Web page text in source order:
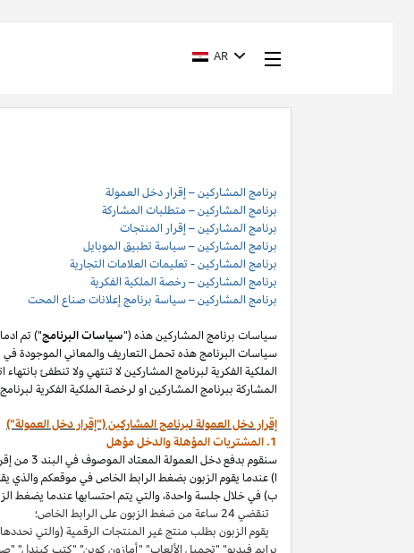
AR
برنامج المشاركين – إقرار دخل العمولة
برنامج المشاركين – متطلبات المشاركة
برنامج المشاركين – إقرار المنتجات
برنامج المشاركين – سياسة تطبيق الموبايل
برنامج المشاركين - تعليمات العلامات التجارية
برنامج المشاركين – رخصة الملكية الفكرية
برنامج المشاركين – سياسة برنامج إعلانات صناع المحت
سياسات برنامج المشاركين هذه ("سياسات البرنامج") تم
سياسات البرنامج هذه تحمل التعاريف والمعاني الموجودة في
المشاركة ببرنامج المشاركين او لرخصة الملكية الفكرية
إقرار دخل العمولة لبرنامج المشاركين ("إقرار دخل العمولة")
1. المشتريات المؤهلة والدخل مؤهل
سنقوم بدفع دخل العمولة المعتاد الموصوف في البند 3 من إقرار دخل العمولة هذا بالاتصال مع المشتريات المؤهلة
ا) عندما يقوم الزبون بضغط الرابط الخاص في موقعكم والذي
ب) في خلال جلسة واحدة،والتي يتم احتسابها عندما يضغط
تنقضي 24 ساعة من ضغط الزبون على الرابط الخاص؛
يقوم الزبون بطلب منتج غير المنتجات الرقمية (والتي
برايم فيديو" "تحميل الألعاب" "أمازون كوين" "كتب كيندل"